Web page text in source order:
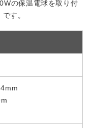
の保温電球を取り付
す。